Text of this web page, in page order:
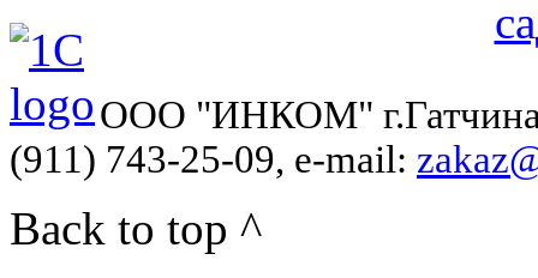
ООО "ИНКОМ" г.Гатчина,
(911) 743-25-09, e-mail:
Back to top ^